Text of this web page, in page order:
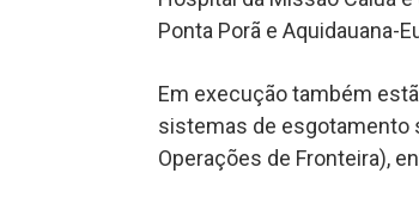
Ponta Porã e Aquidauana-
Em execução também
sistemas de esgotamento
Operações de Fronteira),